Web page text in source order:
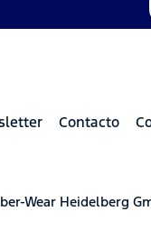
Contacto
Wear Heidelberg